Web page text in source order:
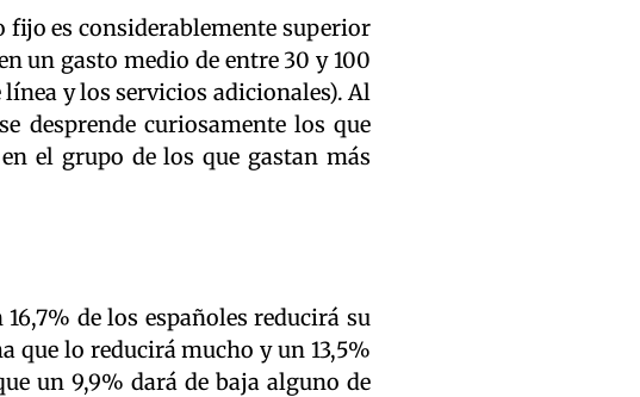
fijo es considerablemente superior
un gasto medio de entre 30 y 100
y los servicios adicionales). Al
desprende curiosamente los que
el grupo de los que gastan más
de los españoles reducirá su
que lo reducirá mucho y un 13,5%
un 9,9% dará de baja alguno de